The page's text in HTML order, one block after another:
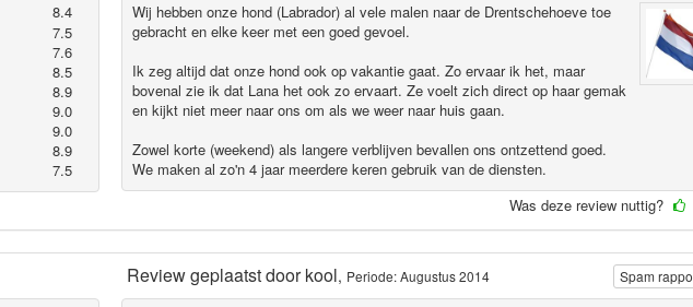
8.4
7.5
7.6
8.5
8.9
9.0
9.0
8.9
7.5
Wij hebben onze hond (Labrador) al vele malen naar de Drentschehoeve toe
gebracht en elke keer met een goed gevoel.
Ik zeg altijd dat onze hond ook op vakantie gaat. Zo ervaar ik het, maar
bovenal zie ik dat Lana het ook zo ervaart. Ze voelt zich direct op haar gemak
en kijkt niet meer naar ons om als we weer naar huis gaan.
Zowel korte (weekend) als langere verblijven bevallen ons ontzettend goed.
We maken al zo'n 4 jaar meerdere keren gebruik van de diensten.
Was deze review nuttig?
Review geplaatst doorkool, Periode: Augustus 2014 Spam